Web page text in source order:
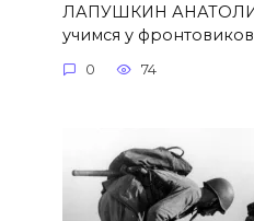
ЛАПУШКИН
учимся у фронтовиков
0 74